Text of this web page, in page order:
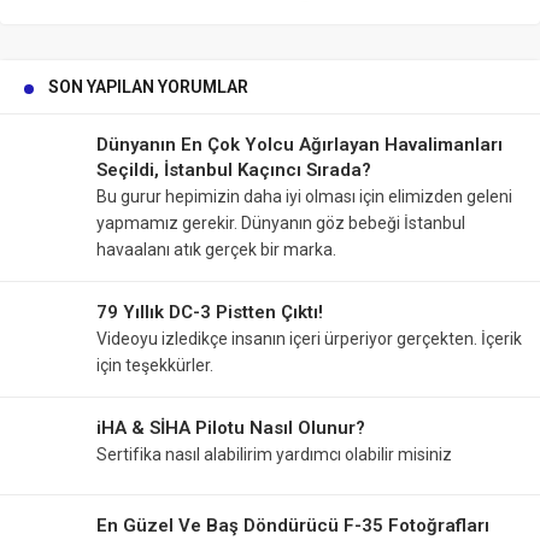
SON YAPILAN YORUMLAR
Dünyanın En Çok Yolcu Ağırlayan Havalimanları
Seçildi, İstanbul Kaçıncı Sırada?
Bu gurur hepimizin daha iyi olması için elimizden geleni
yapmamız gerekir. Dünyanın göz bebeği İstanbul
havaalanı atık gerçek bir marka.
79 Yıllık DC-3 Pistten Çıktı!
Videoyu izledikçe insanın içeri ürperiyor gerçekten. İçerik
için teşekkürler.
iHA & SİHA Pilotu Nasıl Olunur?
Sertifika nasıl alabilirim yardımcı olabilir misiniz
En Güzel Ve Baş Döndürücü F-35 Fotoğrafları